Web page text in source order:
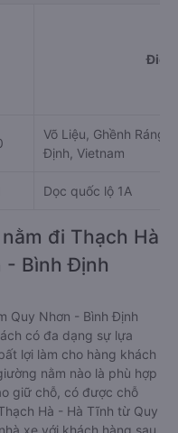
Võ Liệu, Ghềnh Ráng,
Định, Vietnam
Dọc quốc lộ 1A
đi Thạch Hà
- Bình Định
Quy Nhơn - Bình Định
có đa dạng sự lựa
lợi làm cho hàng khách
nằm nào là phù hợp
giữ chỗ, có được chỗ
Hà - Hà Tĩnh từ Quy
xe với khách hàng sau